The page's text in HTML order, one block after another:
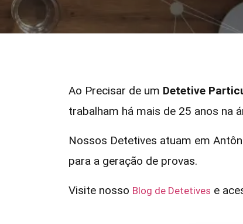
Ao Precisar de um Detetive
trabalham há mais de 25 anos na
Nossos Detetives atuam em
para a geração de provas.
Visite nosso Blog de Detetives e